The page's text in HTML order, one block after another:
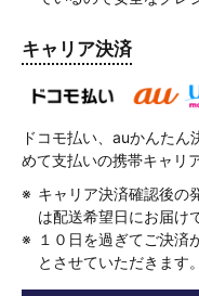
キャリア決済
ドコモ払い、auかんたん
めて支払いの携帯キャリ
キャリア決済確認後の
は配送希望日にお届け
１０日を過ぎてご決済
とさせていただきます。